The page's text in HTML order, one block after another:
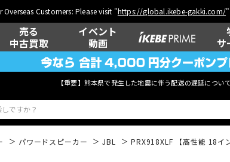
Overseas Customers: Please visit "https://global.ikebe-gakki.com/
売る
中古買取
イベント
動画
サ
【重要】熊本県で発生した地震に伴う配送の遅延につい
パワードスピーカー JBL PRX918XLF 【高性能 18イ